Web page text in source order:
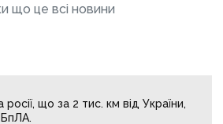
що це всі новини
що за 2 тис. км від України,